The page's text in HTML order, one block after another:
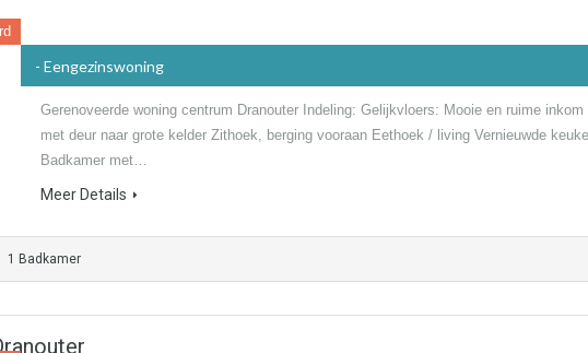
- Eengezinswoning
Gerenoveerde woning centrum Dranouter Indeling: Gelijkvloers: Mooie en ruime inkom
met deur naar grote kelder Zithoek, berging vooraan Eethoek / living Vernieuwde
Badkamer met…
Meer Details
1 Badkamer